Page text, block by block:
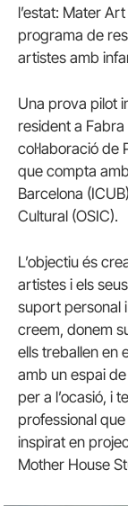
l’estat: Mater
programa de
artistes amb
Una prova pilot
resident a
col·laboració de
que compta
Barcelona
Cultural (OSIC).
L’objectiu és
artistes i els
suport personal
creem, donem
ells treballen en
amb un espai
per a l’ocasió, i
professional
inspirat en
Mother House